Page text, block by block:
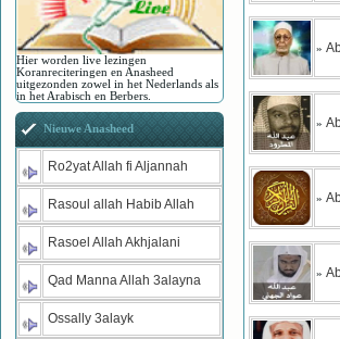
»
»
»
»
Hier worden live lezingen
Koranreciteringen en Anasheed
uitgezonden zowel in het Nederlands als
in het Arabisch en Berbers.
Nieuwe Anasheed
Ro2yat Allah fi Aljannah
Rasoul allah Habib Allah
Rasoel Allah Akhjalani
Qad Manna Allah 3alayna
Ossally 3alayk